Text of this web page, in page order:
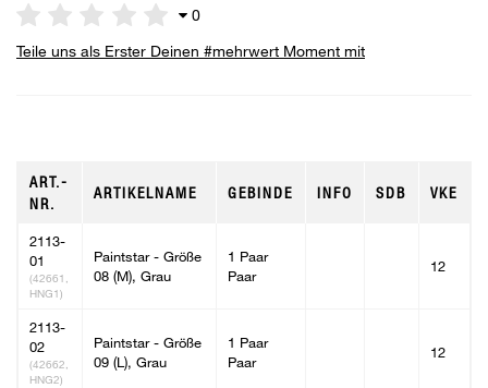
0
Teile uns als Erster Deinen #mehrwert Moment mit
ART.-
NR.
ARTIKELNAME GEBINDE INFO SDB VKE
2113-
01
(42661,
HNG1)
Paintstar - Größe
08 (M), Grau
1 Paar
Paar
12
2113-
02
(42662,
HNG2)
Paintstar - Größe
09 (L), Grau
1 Paar
Paar
12